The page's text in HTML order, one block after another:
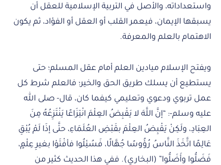
واستعداداته، والأصل في التربية الإسلامية للعقل أن
يسبقها الإيمان، فيعمر القلب أو العقل أو الفؤاد، ثم يكون
الاهتمام بالعلم والمعرفة.
ويفتح الإسلام ميادين العلم أمام عقل المسلم؛ حتى
يستطيع أن يسلك طريق الحق والخير؛ فالعلم شرط كل
عمل تربوي ودعوي وتعليمي كيفما كان، قال- صلى الله
عليه وسلم-: “إنَّ اللَّهَ لا يَقْبِضُ العِلْمَ انْتِزَاعًا يَنْتَزِعُهُ مِنَ
العِبَادِ، ولَكِنْ يَقْبِضُ العِلْمَ بقَبْضِ العُلَمَاءِ، حتَّى إذَا لَمْ يُبْقِ
عَالِمًا اتَّخَذَ النَّاسُ رُؤُوسًا جُهَّالًا، فَسُئِلُوا فأفْتَوْا بغيرِ عِلْمٍ،
فَضَلُّوا وأَضَلُّوا” (البخاري). ففي هذا الحديث كثير من